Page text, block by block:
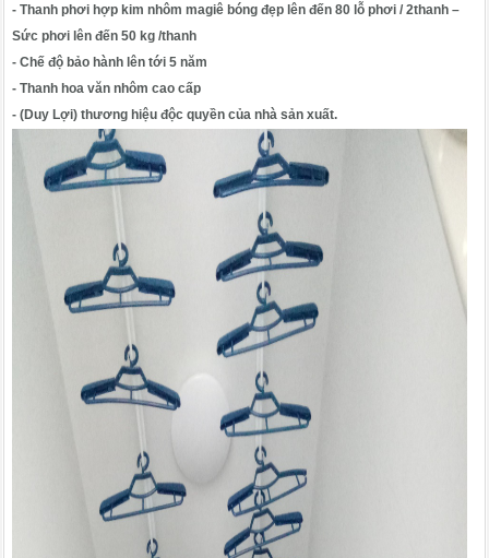
- Thanh phơi hợp kim nhôm magiê bóng đẹp lên đến 80 lỗ phơi / 2thanh –
Sức phơi lên đến 50 kg /thanh
- Chế độ bảo hành lên tới 5 năm
- Thanh hoa văn nhôm cao cấp
- (Duy Lợi) thương hiệu độc quyền của nhà sản xuất.